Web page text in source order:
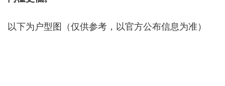
以下为户型图（仅供参考，以官方公布信息为准）